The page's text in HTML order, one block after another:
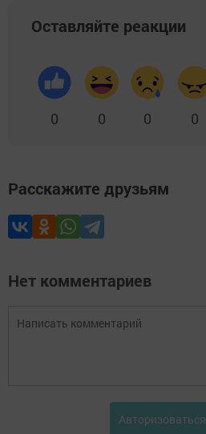
Оставляйте реакции
0 0 0 0
Расскажите друзьям
Нет комментариев
Авторизоваться